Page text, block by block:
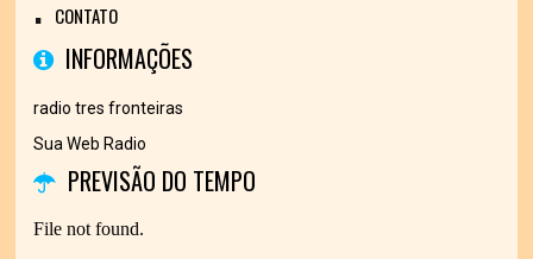
CONTATO
INFORMAÇÕES
radio tres fronteiras
Sua Web Radio
PREVISÃO DO TEMPO